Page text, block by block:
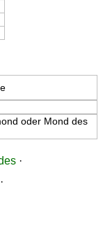
oder Mond des
·
·